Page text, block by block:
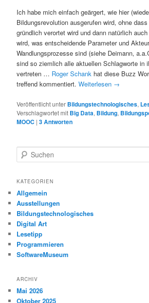
Ich habe mich einfach geärgert, wie hier
Bildungsrevolution ausgerufen wird, ohne
gründlich verortet wird und dann natürlich
wird, was entscheidende Parameter und
Wandlungsprozesse sind (siehe Deimann,
sind so ziemlich alle aktuellen Schlagworte in
vertreten … Roger Schank hat diese Buzz
treffend kommentiert.Weiterlesen →
Veröffentlicht unter Bildungstechnologisches,
Verschlagwortet mit Big Data, Bildung,
MOOC |3Antworten
u
h
n
KATEGORIEN
Allgemein
Ausstellungen
Bildungstechnologisches
Digital Art
Lesetipp
Programmieren
SoftwareMuseum
ARCHIV
Mai 2026
Oktober 2025